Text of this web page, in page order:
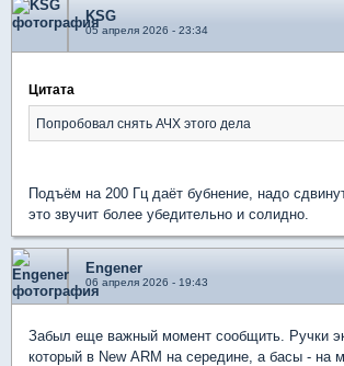
KSG
05 апреля 2026 - 23:34
Цитата
Попробовал снять АЧХ этого дела
Подъём на 200 Гц даёт бубнение, надо
это звучит более убедительно и солидно.
Engener
06 апреля 2026 - 19:43
Забыл еще важный момент сообщить. Ручки
который в New ARM на середине, а басы - на